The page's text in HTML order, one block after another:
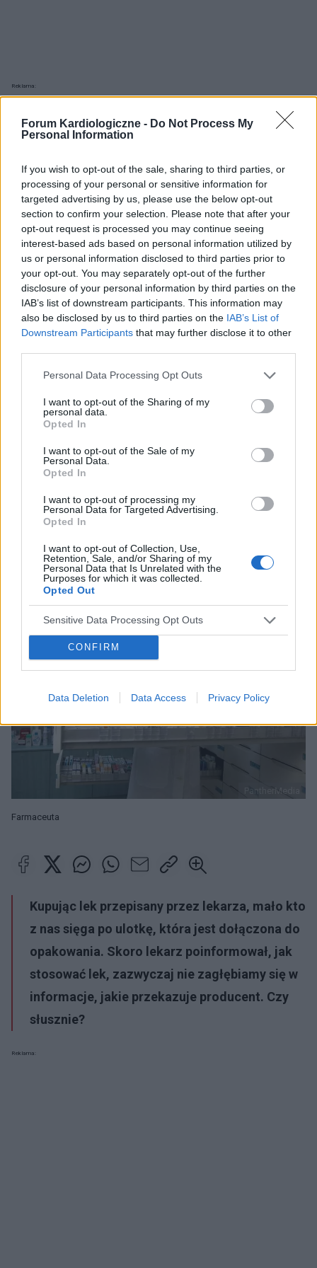
Forum Kardiologiczne - Do Not Process My
Personal Information
If you wish to opt-out of the sale, sharing to third parties, or
processing of your personal or sensitive information for
targeted advertising by us, please use the below opt-out
section to confirm your selection. Please note that after your
opt-out request is processed you may continue seeing
interest-based ads based on personal information utilized by
us or personal information disclosed to third parties prior to
your opt-out. You may separately opt-out of the further
disclosure of your personal information by third parties on the
IAB’s list of downstream participants. This information may
also be disclosed by us to third parties on the IAB’s List of
Downstream Participants that may further disclose it to other
Personal Data Processing Opt Outs
I want to opt-out of the Sharing of my
personal data.
Opted In
I want to opt-out of the Sale of my
Personal Data.
Opted In
I want to opt-out of processing my
Personal Data for Targeted Advertising.
Opted In
I want to opt-out of Collection, Use,
Retention, Sale, and/or Sharing of my
Personal Data that Is Unrelated with the
Purposes for which it was collected.
Opted Out
Sensitive Data Processing Opt Outs
CONFIRM
Data Deletion Data Access Privacy Policy
Reklama:
Inne tematy
Ten tekst przeczytasz w 3 min.
PantherMedia
Farmaceuta
Kupując lek przepisany przez lekarza, mało kto
z nas sięga po ulotkę, która jest dołączona do
opakowania. Skoro lekarz poinformował, jak
stosować lek, zazwyczaj nie zagłębiamy się w
informacje, jakie przekazuje producent. Czy
słusznie?
Reklama: